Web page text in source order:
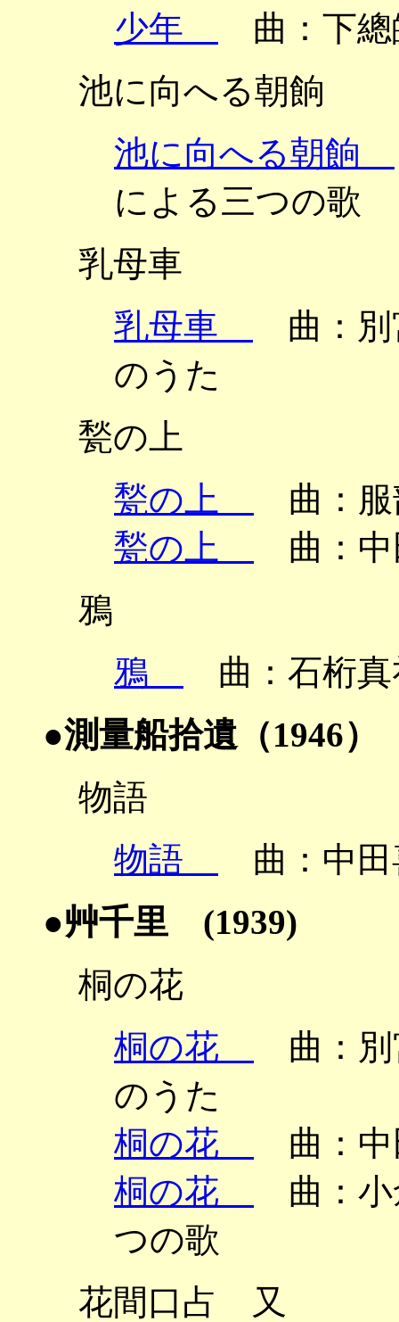
少年
曲：下總
池に向へる朝餉
池に向へる朝餉
による三つの歌
乳母車
乳母車
曲：別
のうた
甃の上
甃の上
曲：服
甃の上
曲：中
鴉
鴉
曲：石桁真
●測量船拾遺（1946）
物語
物語
曲：中田
●艸千里 (1939)
桐の花
桐の花
曲：別
のうた
桐の花
曲：中
桐の花
曲：小
つの歌
花間口占 又